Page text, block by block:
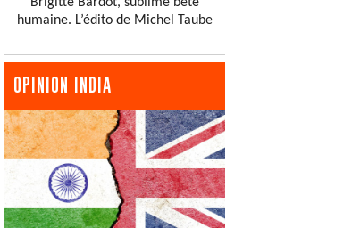
humaine. L’édito de Michel Taube
OPINION INDIA